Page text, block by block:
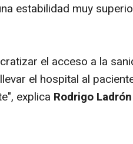
estabilidad muy
el acceso a la
el hospital al
explica Rodrigo